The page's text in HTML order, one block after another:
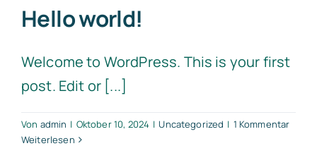
Hello world!
Welcome to WordPress. This is your first
post. Edit or [...]
Von admin | Oktober 10, 2024 | Uncategorized | 1 Kommentar
Weiterlesen